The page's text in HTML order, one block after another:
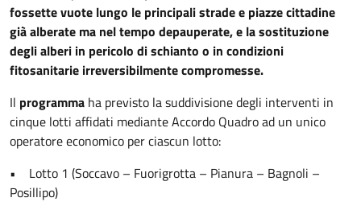
fossette vuote lungo le principali strade e piazze cittadine
già alberate ma nel tempo depauperate, e la sostituzione
degli alberi in pericolo di schianto o in condizioni
fitosanitarie irreversibilmente compromesse.
Il programma ha previsto la suddivisione degli interventi in
cinque lotti affidati mediante Accordo Quadro ad un unico
operatore economico per ciascun lotto:
• Lotto 1 (Soccavo – Fuorigrotta – Pianura – Bagnoli –
Posillipo)